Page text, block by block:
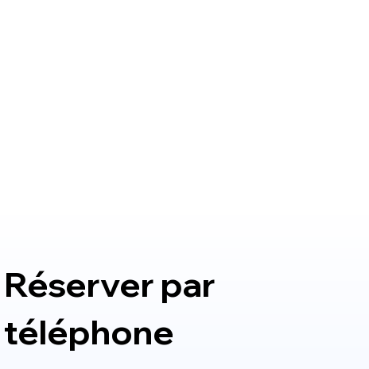
Réserver par
téléphone